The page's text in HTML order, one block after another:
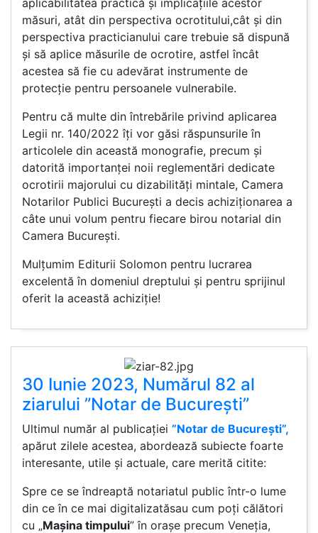
aplicabilitatea practică și implicațiile acestor
măsuri, atât din perspectiva ocrotitului,cât și din
perspectiva practicianului care trebuie să dispună
și să aplice măsurile de ocrotire, astfel încât
acestea să fie cu adevărat instrumente de
protecție pentru persoanele vulnerabile.
Pentru că multe din întrebările privind aplicarea
Legii nr. 140/2022 îți vor găsi răspunsurile în
articolele din această monografie, precum și
datorită importanței noii reglementări dedicate
ocrotirii majorului cu dizabilități mintale, Camera
Notarilor Publici București a decis achiziționarea a
câte unui volum pentru fiecare birou notarial din
Camera București.
Mulțumim Editurii Solomon pentru lucrarea
excelentă în domeniul dreptului și pentru sprijinul
oferit la această achiziție!
30 Iunie 2023, Numărul 82 al
ziarului ”Notar de București”
Ultimul număr al publicației ”Notar de București”,
apărut zilele acestea, abordează subiecte foarte
interesante, utile și actuale, care merită citite:
Spre ce se îndreaptă notariatul public într-o lume
din ce în ce mai digitalizatăsau cum poți călători
cu „Maşina timpului” în orașe precum Veneţia,